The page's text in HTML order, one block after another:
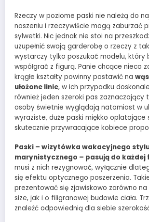
Rzeczy w poziome paski nie należą do
noszeniu i rzeczywiście mogą zaburzać
sylwetki. Nic jednak nie stoi na
uzupełnić swoją garderobę o rzeczy z
wystarczy tylko poszukać modelu, który
współgrać z figurą. Panie chcące nieco
krągłe kształty powinny postawić na
ułożone linie, w ich przypadku
również jeden szeroki pas zaznaczający
osoby świetnie wyglądają natomiast w
wyraziste, duże paski miękko oplatające
skutecznie przywracające kobiece
Paski – wizytówka wakacyjnego
marynistycznego – pasują do każdej
musi z nich rezygnować, wyłącznie
się efektu optycznego poszerzenia.
prezentować się zjawiskowo zarówno na
size, jak i o filigranowej budowie ciała.
znaleźć odpowiednią dla siebie